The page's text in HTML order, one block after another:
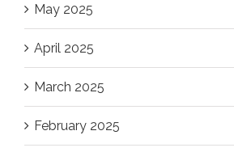
May 2025
April 2025
March 2025
February 2025